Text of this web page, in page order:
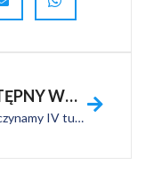
NASTĘPNY WPIS
Rozpoczynamy IV turę rekrutacji do projektu!